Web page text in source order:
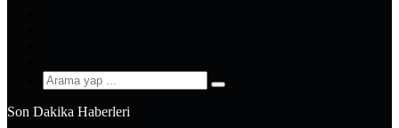
Arama
Son Dakika Haberleri